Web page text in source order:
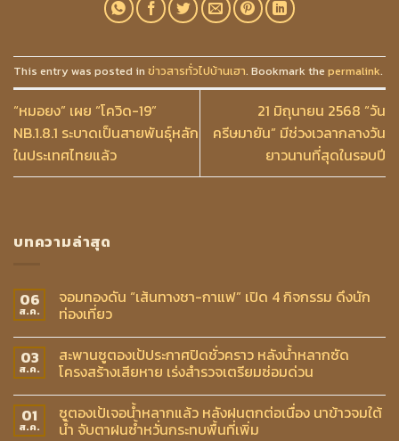
This entry was posted in ข่าวสารทั่วไปบ้านเฮา. Bookmark the permalink.
“หมอยง” เผย “โควิด-19”
NB.1.8.1 ระบาดเป็นสายพันธุ์หลัก
ในประเทศไทยแล้ว
21 มิถุนายน 2568 “วัน
ครีษมายัน” มีช่วงเวลากลางวัน
ยาวนานที่สุดในรอบปี
บทความล่าสุด
06
ส.ค.
จอมทองดัน “เส้นทางชา-กาแฟ” เปิด 4 กิจกรรม ดึงนัก
ท่องเที่ยว
03
ส.ค.
สะพานซูตองเป้ประกาศปิดชั่วคราว หลังน้ำหลากซัด
โครงสร้างเสียหาย เร่งสำรวจเตรียมซ่อมด่วน
01
ส.ค.
ซูตองเป้เจอน้ำหลากแล้ว หลังฝนตกต่อเนื่อง นาข้าวจมใต้
น้ำ จับตาฝนซ้ำหวั่นกระทบพื้นที่เพิ่ม